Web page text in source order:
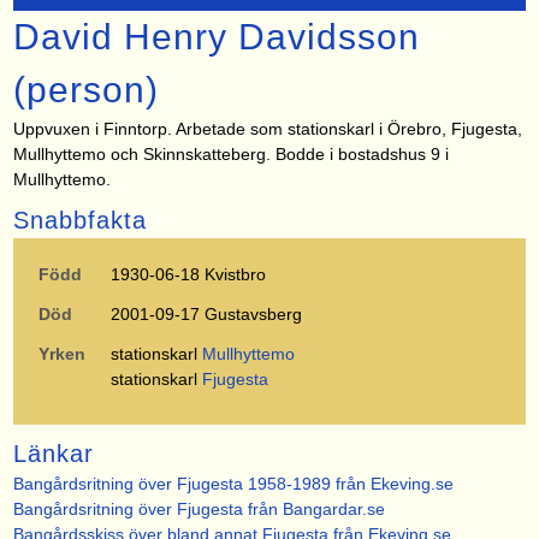
David Henry Davidsson
(person)
Uppvuxen i Finntorp. Arbetade som stationskarl i Örebro, Fjugesta,
Mullhyttemo och Skinnskatteberg. Bodde i bostadshus 9 i
Mullhyttemo.
Snabbfakta
Född 1930-06-18 Kvistbro
Död 2001-09-17 Gustavsberg
Yrken stationskarl Mullhyttemo
stationskarl Fjugesta
Länkar
Bangårdsritning över Fjugesta 1958-1989 från Ekeving.se
Bangårdsritning över Fjugesta från Bangardar.se
Bangårdsskiss över bland annat Fjugesta från Ekeving.se